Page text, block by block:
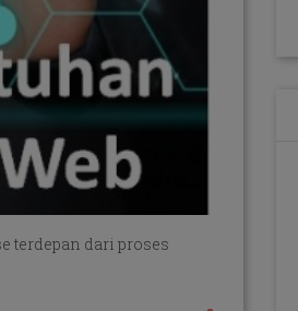
terdepan dari proses